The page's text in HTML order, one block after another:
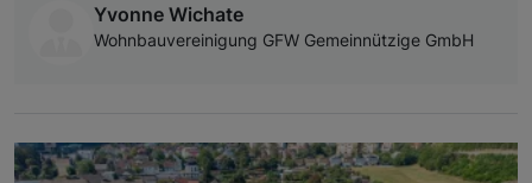
Yvonne Wichate
Wohnbauvereinigung GFW Gemeinnützige GmbH